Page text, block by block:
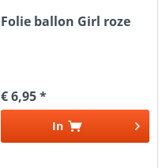
Folie ballon Girl roze
€ 6,95 *
In